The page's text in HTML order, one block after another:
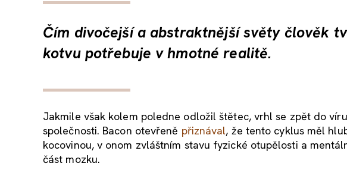
Čím divočejší a abstraktnější světy člověk
kotvu potřebuje v hmotné realitě.
Jakmile však kolem poledne odložil štětec, vrhl se zpět do
společnosti. Bacon otevřeně přiznával, že tento cyklus měl
kocovinou, v onom zvláštním stavu fyzické otupělosti a
část mozku.